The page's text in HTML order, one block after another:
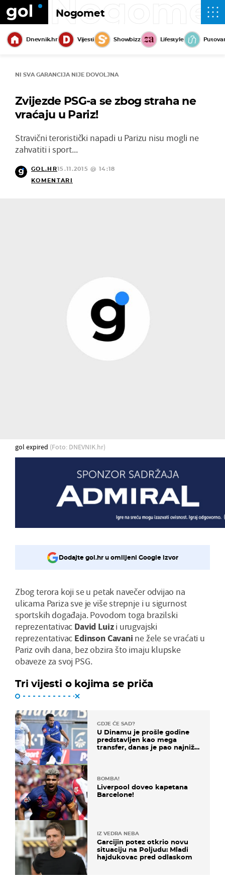
Nogomet
Dnevnik.hr Vijesti Showbizz Lifestyle
NI SVA GARANCIJA NIJE DOVOLJNA
Zvijezde PSG-a se zbog straha ne
vraćaju u Pariz!
Stravični teroristički napadi u Parizu nisu mogli ne
zahvatiti i sport...
GOL.HR15.11.2015 @ 14:18
KOMENTARI
gol expired (Foto: DNEVNIK.hr)
Dodajte gol.hr u omiljeni Google izvor
Zbog terora koji se u petak navečer odvijao na
ulicama Pariza sve je više strepnje i u sigurnost
sportskih događaja. Povodom toga brazilski
reprezentativac David Luizi urugvajski
reprezentativac Edinson Cavani ne žele se vraćati u
Pariz ovih dana, bez obzira što imaju klupske
obaveze za svoj PSG.
Tri vijesti o kojima se priča
GDJE ĆE SAD?
U Dinamu je prošle godine
predstavljen kao mega
transfer, danas je pao najniže
BOMBA!
Liverpool doveo kapetana
Barcelone!
IZ VEDRA NEBA
Garcijin potez otkrio novu
situaciju na Poljudu: Mladi
hajdukovac pred odlaskom